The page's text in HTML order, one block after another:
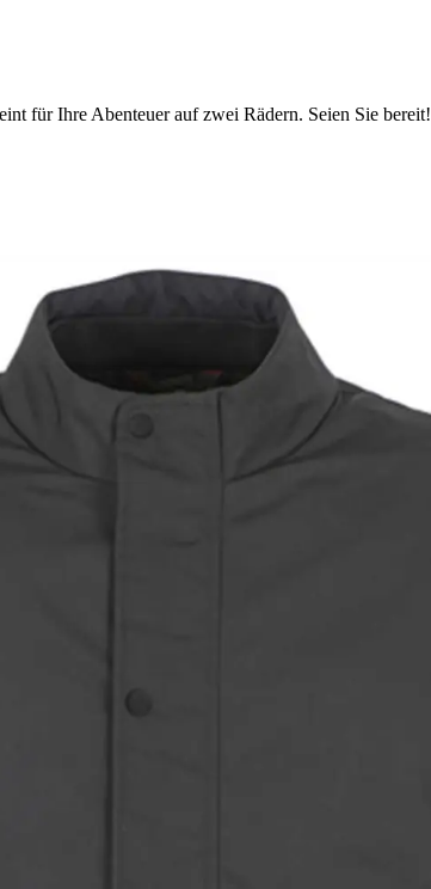
für Ihre Abenteuer auf zwei Rädern. Seien Sie bereit!